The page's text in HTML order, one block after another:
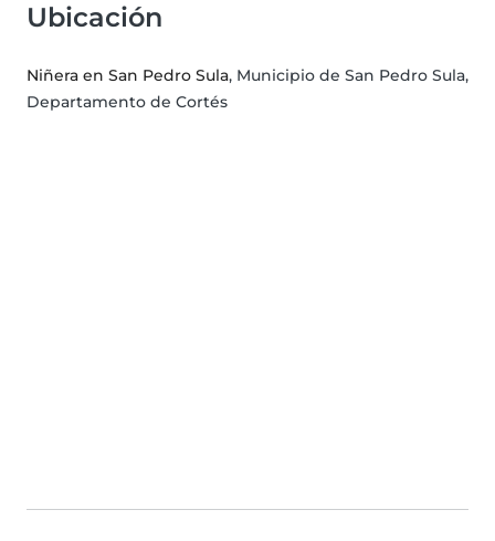
Ubicación
Niñera en San Pedro Sula, Municipio de San Pedro Sula,
Departamento de Cortés